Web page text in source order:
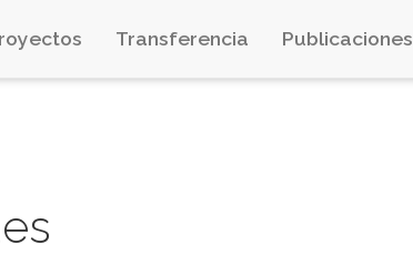
Transferencia Publicaciones